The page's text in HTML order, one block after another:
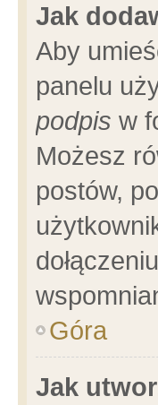
Jak
Aby
panelu
podpis w
Możesz
postów,
Góra
Jak